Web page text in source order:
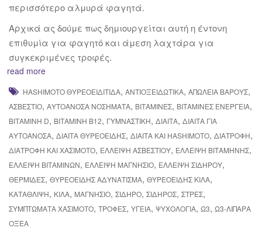
περισσότερο αλμυρά φαγητά.
Αρχικά ας δούμε πως δημιουργείται αυτή η έντονη
επιθυμία για φαγητό και άμεση λαχτάρα για
συγκεκριμένες τροφές.
read more
HASHIMOTO ΘΥΡΕΟΕΙΔΊΤΙΔΑ, ΑΝΤΙΟΞΕΙΔΩΤΙΚΆ, ΑΠΏΛΕΙΑ ΒΆΡΟΥΣ,
ΑΣΒΈΣΤΙΟ, ΑΥΤΟΆΝΟΣΑ ΝΟΣΉΜΑΤΑ, ΒΙΤΑΜΊΝΕΣ, ΒΊΤΑΜΊΝΕΣ ΕΝΈΡΓΕΙΑ,
ΒΙΤΑΜΊΝΗ D, ΒΙΤΑΜΊΝΗ Β12, ΓΥΜΝΑΣΤΙΚΉ, ΔΊΑΙΤΑ, ΔΊΑΙΤΑ ΓΙΑ
ΑΥΤΟΆΝΟΣΑ, ΔΙΑΙΤΑ ΘΥΡΕΟΕΙΔΗΣ, ΔΙΑΙΤΑ ΚΑΙ HASHIMOTO, ΔΙΑΤΡΟΦΉ,
ΔΙΑΤΡΟΦΉ ΚΑΙ ΧΑΣΙΜΌΤΟ, ΈΛΛΕΙΨΗ ΑΣΒΕΣΤΊΟΥ, ΈΛΛΕΙΨΗ ΒΙΤΑΜΉΝΗΣ,
ΈΛΛΕΙΨΗ ΒΙΤΑΜΙΝΏΝ, ΈΛΛΕΙΨΗ ΜΑΓΝΉΣΙΟ, ΈΛΛΕΙΨΗ ΣΙΔΉΡΟΥ,
ΘΕΡΜΊΔΕΣ, ΘΥΡΕΟΕΙΔΉΣ ΑΔΥΝΑΤΙΣΜΑ, ΘΥΡΕΟΕΙΔΉΣ ΚΙΛΆ,
ΚΑΤΆΘΛΙΨΗ, ΚΙΛΆ, ΜΑΓΝΉΣΙΟ, ΣΊΔΗΡΟ, ΣΊΔΗΡΟΣ, ΣΤΡΕΣ,
ΣΥΜΠΤΏΜΑΤΑ ΧΑΣΙΜΌΤΟ, ΤΡΟΦΈΣ, ΥΓΕΊΑ, ΨΥΧΟΛΟΓΊΑ, Ω3, Ω3-ΛΙΠΑΡΆ
ΟΞΈΑ